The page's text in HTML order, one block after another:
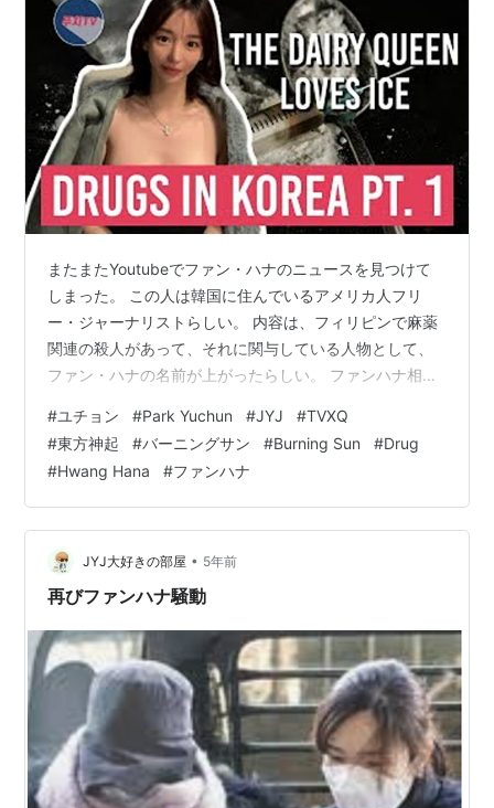
またまたYoutubeでファン・ハナのニュースを見つけて
しまった。 この人は韓国に住んでいるアメリカ人フリ
ー・ジャーナリストらしい。 内容は、フィリピンで麻薬
関連の殺人があって、それに関与している人物として、
ファン・ハナの名前が上がったらしい。 ファンハナ相当
の暮らししてたらありえないよ。 内容をメモ； 2011 フ
ァンハナが米国に留学していた時、麻薬をやって韓国へ
強制送還された。 この米国人ユーチューバーによると、
米国のネバダ州やカリフォルニア州は、麻薬は犯罪では
ない。だからそこで麻薬関連で警察に捕まるということ
は、公共の場で大っぴらに麻薬…
#ユチョン #Park Yuchun #JYJ #TVXQ
#東方神起 #バーニングサン #Burning Sun #Drug
#Hwang Hana #ファンハナ
JYJ大好きの部屋 • 5年前
再びファンハナ騒動